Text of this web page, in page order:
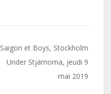
Saigon et Boys, Stockholm
Under Stjärnorna, jeudi 9
mai 2019